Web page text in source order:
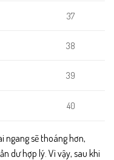
37
38
39
40
ngang sẽ thoáng hơn,
dư hợp lý. Vì vậy, sau khi